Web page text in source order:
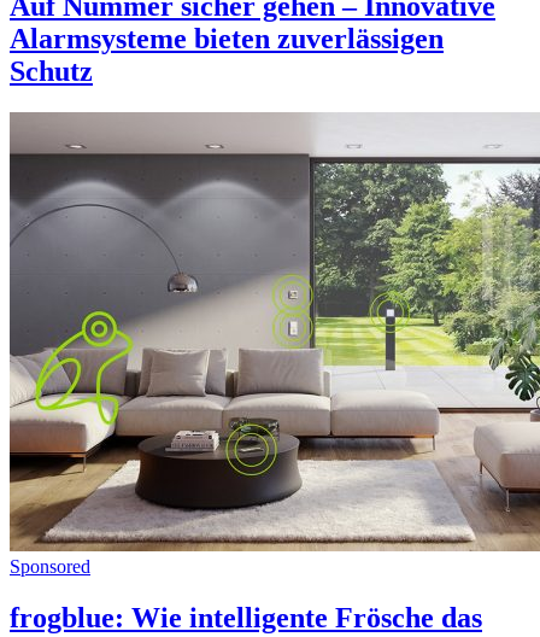
Auf Nummer sicher gehen – Innovative
Alarmsysteme bieten zuverlässigen
Schutz
Sponsored
frogblue: Wie intelligente Frösche das